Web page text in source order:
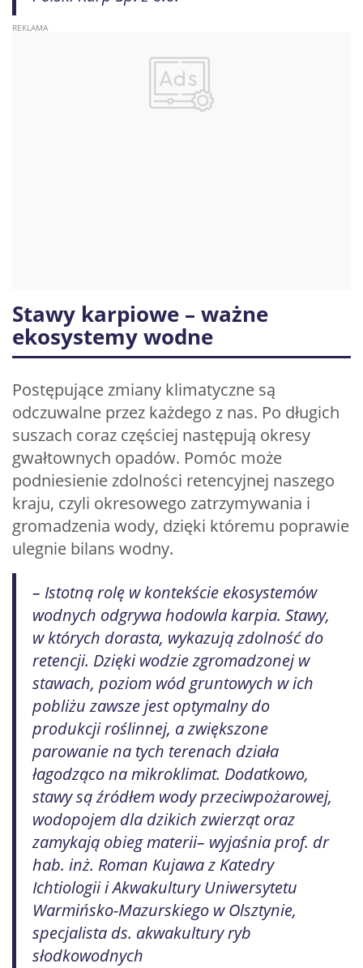
Stawy karpiowe – ważne
ekosystemy wodne
Postępujące zmiany klimatyczne są
odczuwalne przez każdego z nas. Po długich
suszach coraz częściej następują okresy
gwałtownych opadów. Pomóc może
podniesienie zdolności retencyjnej naszego
kraju, czyli okresowego zatrzymywania i
gromadzenia wody, dzięki któremu poprawie
ulegnie bilans wodny.
– Istotną rolę w kontekście ekosystemów
wodnych odgrywa hodowla karpia. Stawy,
w których dorasta, wykazują zdolność do
retencji. Dzięki wodzie zgromadzonej w
stawach, poziom wód gruntowych w ich
pobliżu zawsze jest optymalny do
produkcji roślinnej, a zwiększone
parowanie na tych terenach działa
łagodząco na mikroklimat. Dodatkowo,
stawy są źródłem wody przeciwpożarowej,
wodopojem dla dzikich zwierząt oraz
zamykają obieg materii– wyjaśnia prof. dr
hab. inż. Roman Kujawa z Katedry
Ichtiologii i Akwakultury Uniwersytetu
Warmińsko-Mazurskiego w Olsztynie,
specjalista ds. akwakultury ryb
słodkowodnych